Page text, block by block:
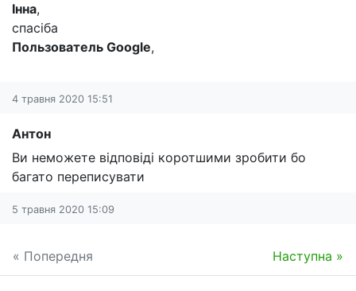
Інна,
спасіба
Пользователь Google,
4 травня 2020 15:51
Антон
Ви неможете відповіді коротшими зробити бо
багато переписувати
5 травня 2020 15:09
« Попередня Наступна »